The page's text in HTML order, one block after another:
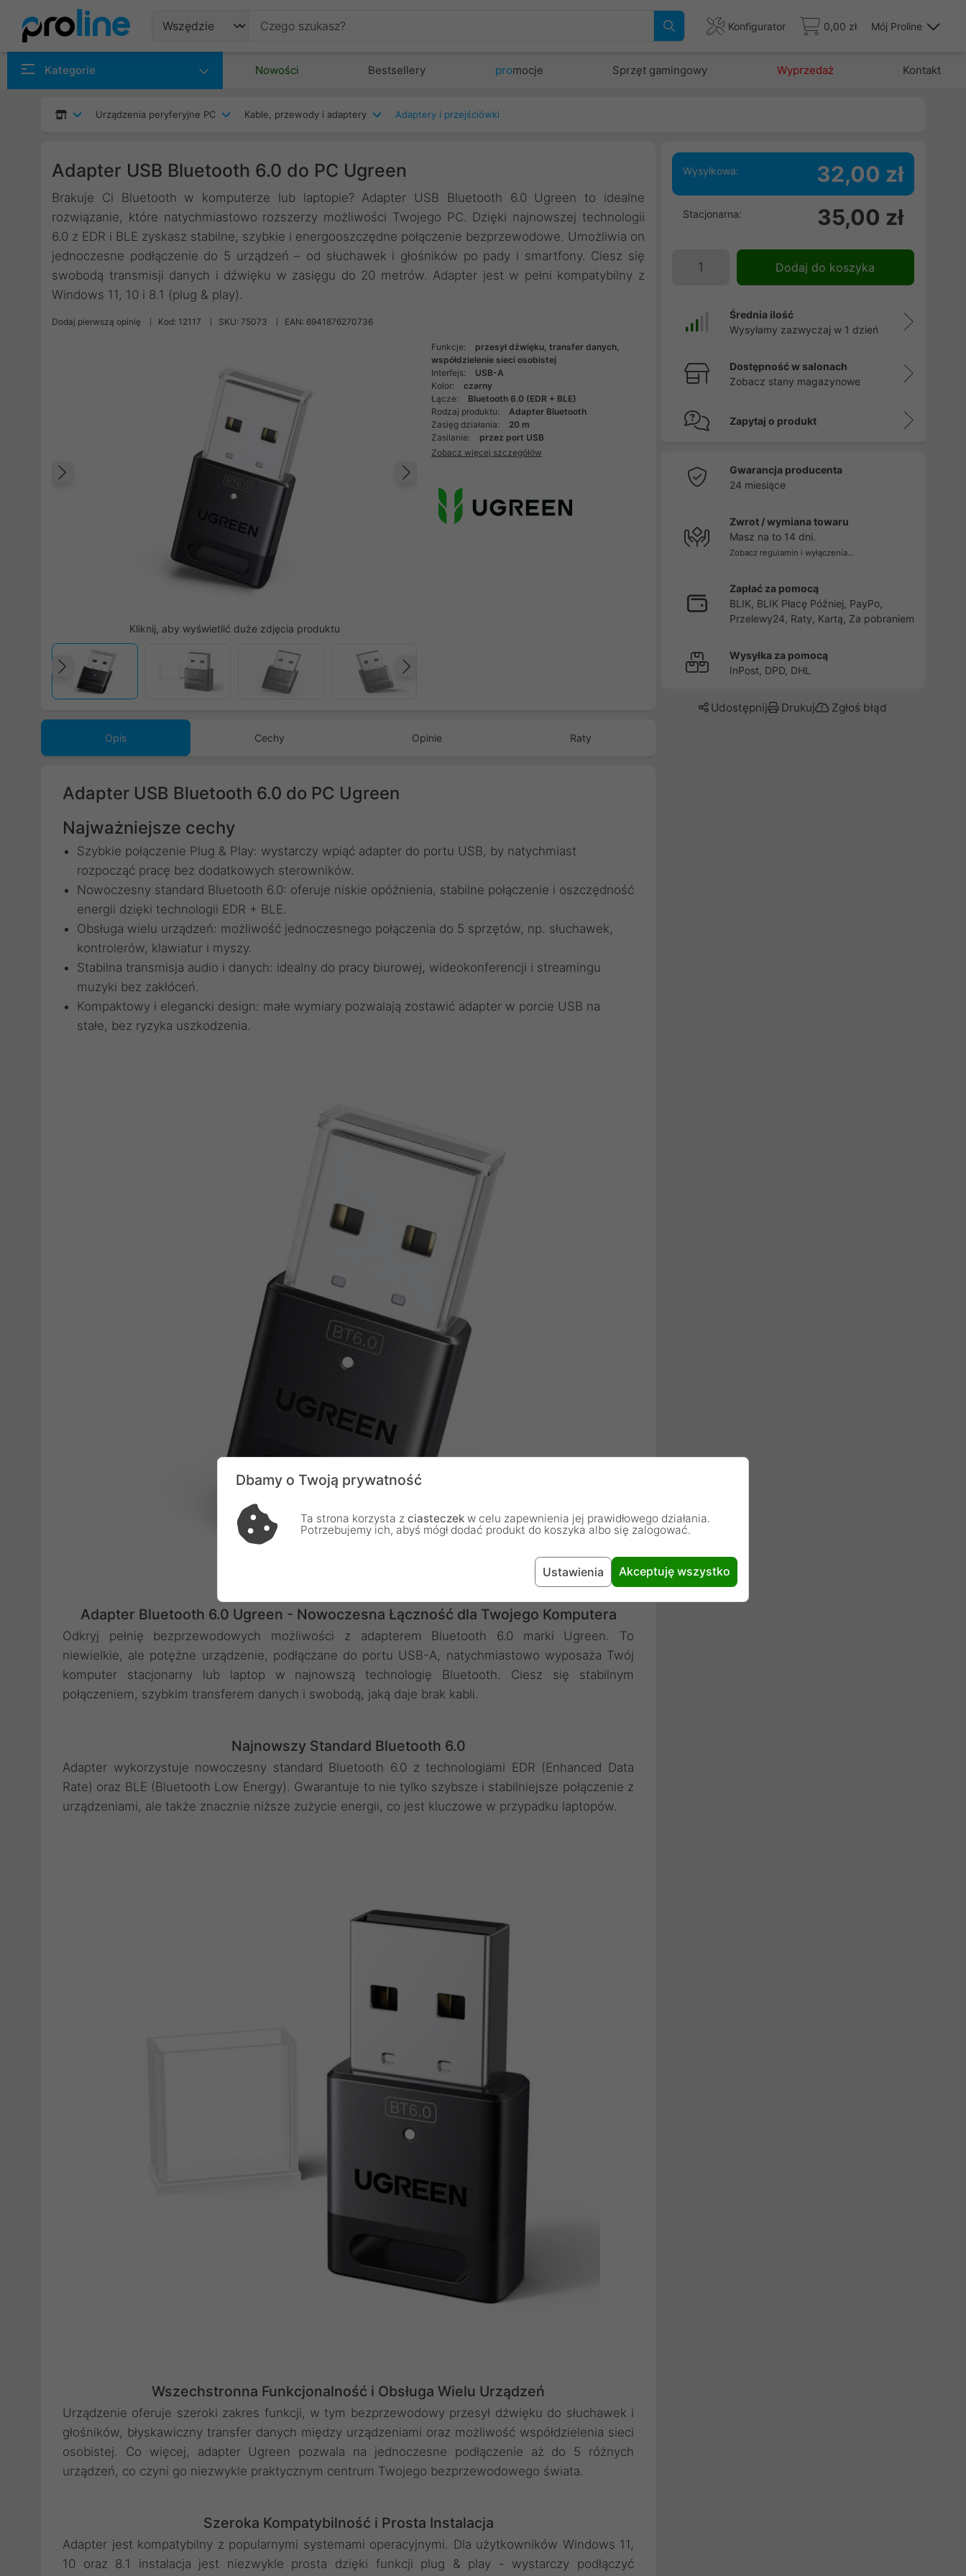
Konfigurator 0,00 zł Mój Proline
Kategorie Nowości Bestsellery promocje Sprzęt gamingowy Wyprzedaż Kontakt
Urządzenia peryferyjne PC Kable, przewody i adaptery Adaptery i przejściówki
Adapter USB Bluetooth 6.0 do PC Ugreen
Brakuje Ci Bluetooth w komputerze lub laptopie? Adapter USB Bluetooth 6.0 Ugreen to idealne
rozwiązanie, które natychmiastowo rozszerzy możliwości Twojego PC. Dzięki najnowszej technologii
6.0 z EDR i BLE zyskasz stabilne, szybkie i energooszczędne połączenie bezprzewodowe. Umożliwia on
jednoczesne podłączenie do 5 urządzeń – od słuchawek i głośników po pady i smartfony. Ciesz się
swobodą transmisji danych i dźwięku w zasięgu do 20 metrów. Adapter jest w pełni kompatybilny z
Windows 11, 10 i 8.1 (plug & play).
Dodaj pierwszą opinię Kod: 12117 SKU: 75073 EAN: 6941876270736
Następny
Kliknij, aby wyświetlić duże zdjęcia produktu
Poprzedni
Funkcje:
przesył dźwięku, transfer danych,
współdzielenie sieci osobistej
Interfejs:
USB-A
Kolor:
czarny
Łącze:
Bluetooth 6.0 (EDR + BLE)
Rodzaj produktu:
Adapter Bluetooth
Zasięg działania:
20 m
Zasilanie:
przez port USB
Zobacz więcej szczegółów
Opis Cechy Opinie Raty
Adapter USB Bluetooth 6.0 do PC Ugreen
Najważniejsze cechy
Szybkie połączenie Plug & Play: wystarczy wpiąć adapter do portu USB, by natychmiast
rozpocząć pracę bez dodatkowych sterowników.
Nowoczesny standard Bluetooth 6.0: oferuje niskie opóźnienia, stabilne połączenie i oszczędność
energii dzięki technologii EDR + BLE.
Obsługa wielu urządzeń: możliwość jednoczesnego połączenia do 5 sprzętów, np. słuchawek,
kontrolerów, klawiatur i myszy.
Stabilna transmisja audio i danych: idealny do pracy biurowej, wideokonferencji i streamingu
muzyki bez zakłóceń.
Kompaktowy i elegancki design: małe wymiary pozwalają zostawić adapter w porcie USB na
stałe, bez ryzyka uszkodzenia.
Adapter Bluetooth 6.0 Ugreen - Nowoczesna Łączność dla Twojego Komputera
Odkryj pełnię bezprzewodowych możliwości z adapterem Bluetooth 6.0 marki Ugreen. To
niewielkie, ale potężne urządzenie, podłączane do portu USB-A, natychmiastowo wyposaża Twój
komputer stacjonarny lub laptop w najnowszą technologię Bluetooth. Ciesz się stabilnym
połączeniem, szybkim transferem danych i swobodą, jaką daje brak kabli.
Najnowszy Standard Bluetooth 6.0
Adapter wykorzystuje nowoczesny standard Bluetooth 6.0 z technologiami EDR (Enhanced Data
Rate) oraz BLE (Bluetooth Low Energy). Gwarantuje to nie tylko szybsze i stabilniejsze połączenie z
urządzeniami, ale także znacznie niższe zużycie energii, co jest kluczowe w przypadku laptopów.
Wszechstronna Funkcjonalność i Obsługa Wielu Urządzeń
Urządzenie oferuje szeroki zakres funkcji, w tym bezprzewodowy przesył dźwięku do słuchawek i
głośników, błyskawiczny transfer danych między urządzeniami oraz możliwość współdzielenia sieci
osobistej. Co więcej, adapter Ugreen pozwala na jednoczesne podłączenie aż do 5 różnych
urządzeń, co czyni go niezwykle praktycznym centrum Twojego bezprzewodowego świata.
Szeroka Kompatybilność i Prosta Instalacja
Adapter jest kompatybilny z popularnymi systemami operacyjnymi. Dla użytkowników Windows 11,
10 oraz 8.1 instalacja jest niezwykle prosta dzięki funkcji plug & play - wystarczy podłączyć
Wysyłkowa: 32,00 zł
Stacjonarna: 35,00 zł
Dodaj do koszyka
Średnia ilość
Wysyłamy zazwyczaj w 1 dzień
Dostępność w salonach
Zobacz stany magazynowe
Zapytaj o produkt
Gwarancja producenta
24 miesiące
Zwrot / wymiana towaru
Masz na to 14 dni.
Zobacz regulamin i wyłączenia...
Zapłać za pomocą
BLIK, BLIK Płacę Później, PayPo,
Przelewy24, Raty, Kartą, Za pobraniem
Wysyłka za pomocą
InPost, DPD, DHL
Udostępnij Drukuj Zgłoś błąd
Dbamy o Twoją prywatność
Ta strona korzysta z ciasteczek w celu zapewnienia jej prawidłowego działania.
Potrzebujemy ich, abyś mógł dodać produkt do koszyka albo się zalogować.
Ustawienia Akceptuję wszystko